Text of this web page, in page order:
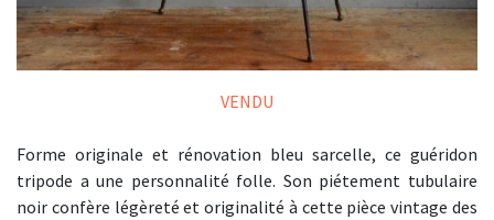
VENDU
Forme originale et rénovation bleu sarcelle, ce guéridon
tripode a une personnalité folle. Son piétement tubulaire
noir confère légèreté et originalité à cette pièce vintage des